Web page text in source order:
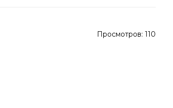
Просмотров: 110